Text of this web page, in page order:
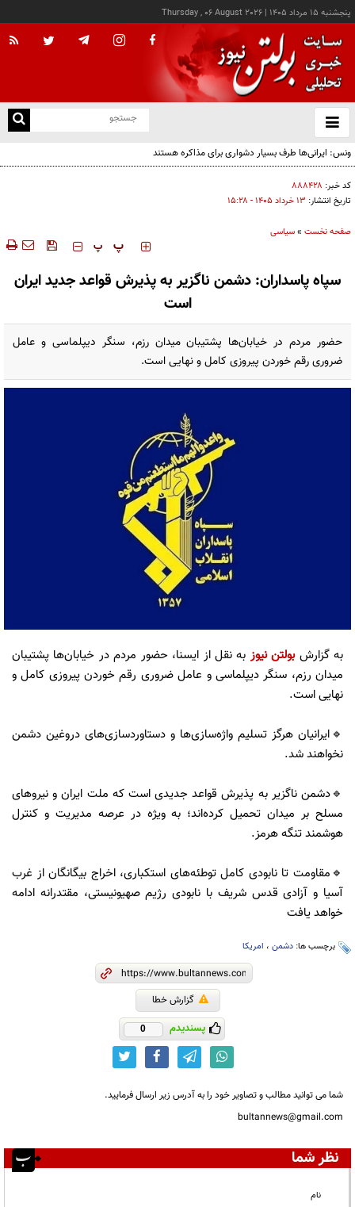
پنجشنبه ۱۵ مرداد ۱۴۰۵ |
Thursday , 06 August 2026
باز
و
کد خبر: ۸۸۸۴۲۸
تاریخ انتشار: ۱۳ خرداد ۱۴۰۵ - ۱۵:۲۸
صفحه نخست »سیاسی
‍‍‍ پ پ
سپاه پاسداران: دشمن ناگزیر به پذیرش قواعد جدید ایران
است
حضور مردم در خیابان‌ها پشتیبان میدان رزم، سنگر دیپلماسی و عامل
ضروری رقم خوردن پیروزی کامل و نهایی است.
به گزارشبولتن نیوز به نقل از ایسنا، حضور مردم در خیابان‌ها پشتیبان
میدان رزم، سنگر دیپلماسی و عامل ضروری رقم خوردن پیروزی کامل و
نهایی است.
🔹ایرانیان هرگز تسلیم واژه‌سازی‌ها و دستاوردسازی‌های دروغین دشمن
نخواهند شد.
🔹دشمن ناگزیر به پذیرش قواعد جدیدی است که ملت ایران و نیروهای
مسلح بر میدان تحمیل کرده‌اند؛ به ویژه در عرصه مدیریت و کنترل
هوشمند تنگه هرمز.
🔹مقاومت تا نابودی کامل توطئه‌های استکباری، اخراج بیگانگان از غرب
آسیا و آزادی قدس شریف با نابودی رژیم صهیونیستی، مقتدرانه ادامه
خواهد یافت
برچسب ها: دشمن ، امریکا
گزارش خطا
پسندیدم 0
شما می توانید مطالب و تصاویر خود را به آدرس زیر ارسال فرمایید.
bultannews@gmail.com
نظر شما
نام